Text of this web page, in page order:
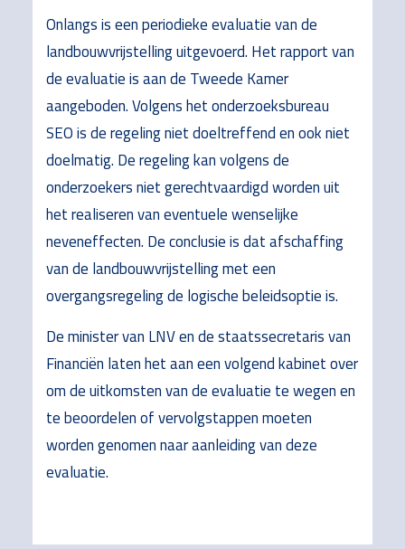
Onlangs is een periodieke evaluatie van de
landbouwvrijstelling uitgevoerd. Het rapport van
de evaluatie is aan de Tweede Kamer
aangeboden. Volgens het onderzoeksbureau
SEO is de regeling niet doeltreffend en ook niet
doelmatig. De regeling kan volgens de
onderzoekers niet gerechtvaardigd worden uit
het realiseren van eventuele wenselijke
neveneffecten. De conclusie is dat afschaffing
van de landbouwvrijstelling met een
overgangsregeling de logische beleidsoptie is.
De minister van LNV en de staatssecretaris van
Financiën laten het aan een volgend kabinet over
om de uitkomsten van de evaluatie te wegen en
te beoordelen of vervolgstappen moeten
worden genomen naar aanleiding van deze
evaluatie.